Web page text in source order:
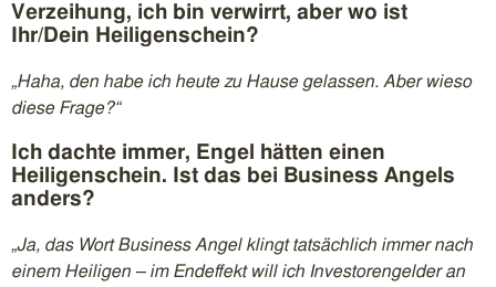
Verzeihung, ich bin verwirrt, aber wo ist
Ihr/Dein Heiligenschein?
„Haha, den habe ich heute zu Hause gelassen. Aber wieso
diese Frage?“
Ich dachte immer, Engel hätten einen
Heiligenschein. Ist das bei Business Angels
anders?
„Ja, das Wort Business Angel klingt tatsächlich immer nach
einem Heiligen – im Endeffekt will ich Investorengelder an